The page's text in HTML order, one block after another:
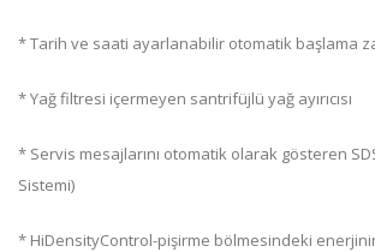
* Tarih ve saati ayarlanabilir otomatik başlama
* Yağ filtresi içermeyen santrifüjlü yağ ayırıcısı
* Servis mesajlarını otomatik olarak gösteren
Sistemi)
* HiDensityControl-pişirme bölmesindeki enerjinin